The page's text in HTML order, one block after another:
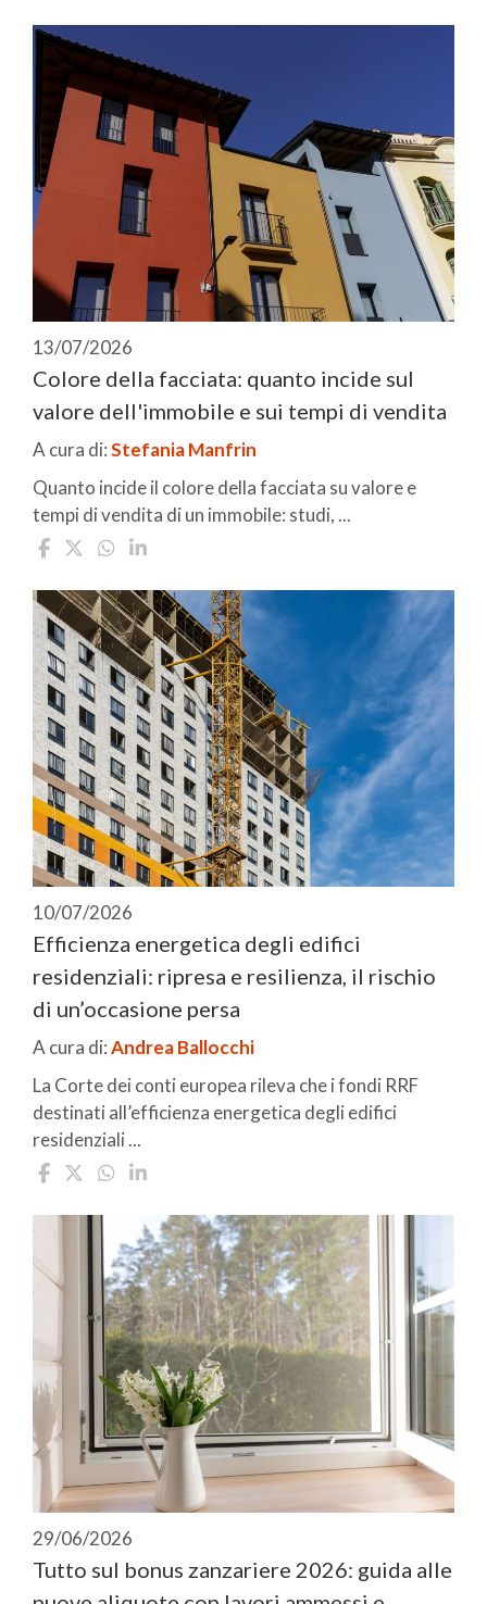
13/07/2026
Colore della facciata: quanto incide sul
valore dell'immobile e sui tempi di vendita
A cura di:Stefania Manfrin
Quanto incide il colore della facciata su valore e
tempi di vendita di un immobile: studi, ...
10/07/2026
Efficienza energetica degli edifici
residenziali: ripresa e resilienza, il rischio
di un’occasione persa
A cura di:Andrea Ballocchi
La Corte dei conti europea rileva che i fondi RRF
destinati all’efficienza energetica degli edifici
residenziali ...
29/06/2026
Tutto sul bonus zanzariere 2026: guida alle